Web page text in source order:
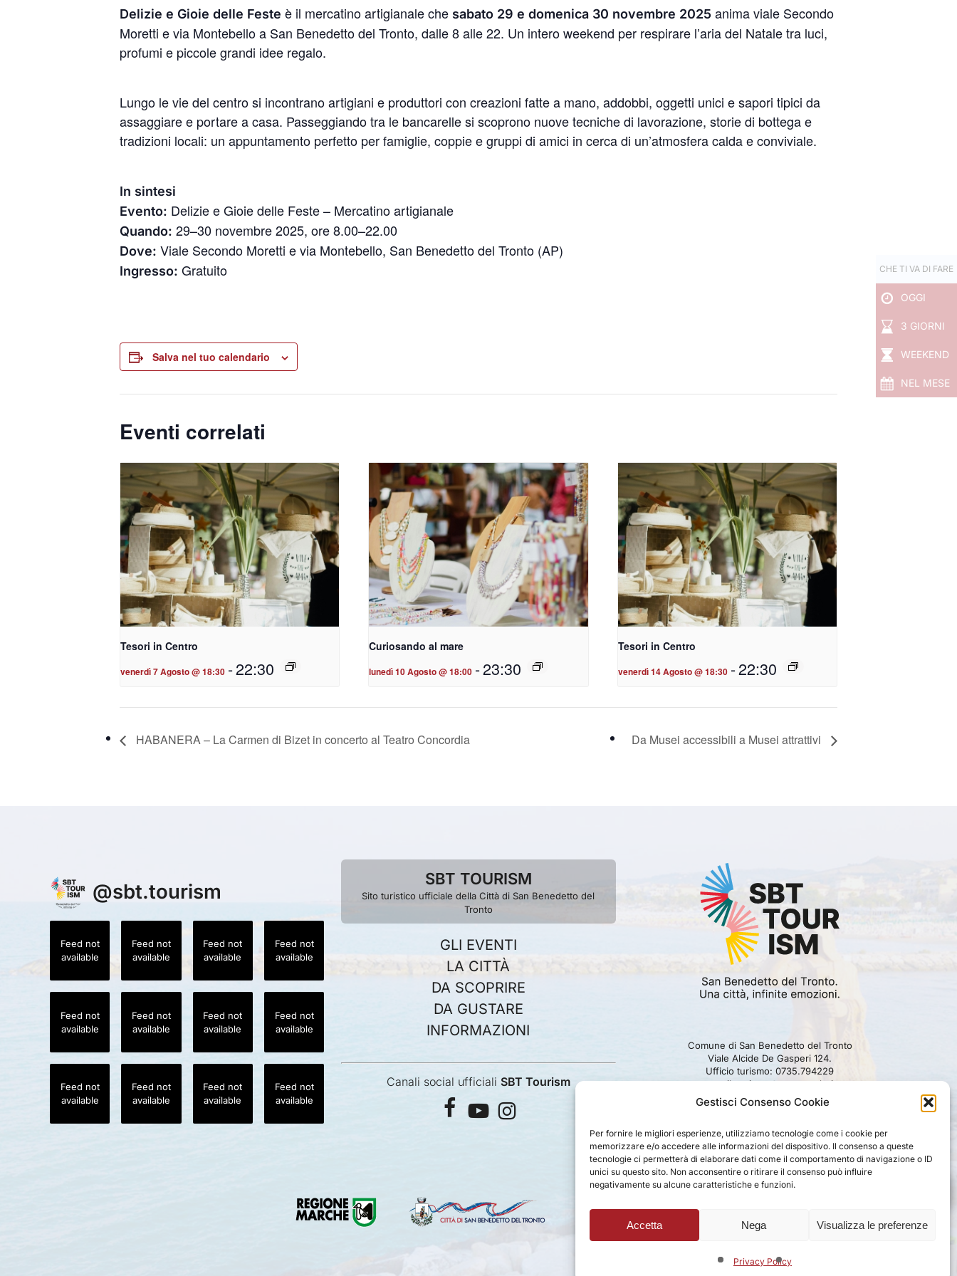
Gestisci Consenso Cookie
Per fornire le migliori esperienze, utilizziamo tecnologie come i cookie per
memorizzare e/o accedere alle informazioni del dispositivo. Il consenso a queste
tecnologie ci permetterà di elaborare dati come il comportamento di navigazione o ID
unici su questo sito. Non acconsentire o ritirare il consenso può influire
negativamente su alcune caratteristiche e funzioni.
Accetta Nega Visualizza le preferenze
Privacy Policy
CHE TI VA DI FARE
OGGI
3 GIORNI
WEEKEND
NEL MESE
Delizie e Gioie delle Feste è il mercatino artigianale che sabato 29 e domenica 30 novembre 2025 anima viale Secondo
Moretti e via Montebello a San Benedetto del Tronto, dalle 8 alle 22. Un intero weekend per respirare l’aria del Natale tra luci,
profumi e piccole grandi idee regalo.
Lungo le vie del centro si incontrano artigiani e produttori con creazioni fatte a mano, addobbi, oggetti unici e sapori tipici da
assaggiare e portare a casa. Passeggiando tra le bancarelle si scoprono nuove tecniche di lavorazione, storie di bottega e
tradizioni locali: un appuntamento perfetto per famiglie, coppie e gruppi di amici in cerca di un’atmosfera calda e conviviale.
In sintesi
Evento: Delizie e Gioie delle Feste – Mercatino artigianale
Quando: 29–30 novembre 2025, ore 8.00–22.00
Dove: Viale Secondo Moretti e via Montebello, San Benedetto del Tronto (AP)
Ingresso: Gratuito
Salva nel tuo calendario
Eventi correlati
Tesori in Centro
venerdì 7 Agosto @ 18:30 -22:30
Curiosando al mare
lunedì 10 Agosto @ 18:00 -23:30
Tesori in Centro
venerdì 14 Agosto @ 18:30 -22:30
HABANERA – La Carmen di Bizet in concerto al Teatro Concordia Da Musei accessibili a Musei attrattivi
@sbt.tourism
Feed not
available
Feed not
available
Feed not
available
Feed not
available
Feed not
available
Feed not
available
Feed not
available
Feed not
available
Feed not
available
Feed not
available
Feed not
available
Feed not
available
SBT TOURISM
Sito turistico ufficiale della Città di San Benedetto del
Tronto
GLI EVENTI
LA CITTÀ
DA SCOPRIRE
DA GUSTARE
INFORMAZIONI
Canali social ufficiali SBT Tourism
facebook
youtubeinstagram
Comune di San Benedetto del Tronto
Viale Alcide De Gasperi 124.
Ufficio turismo: 0735.794229
e-mail: turismo@comunesbt.it
P.Iva/C.F. 00360140446